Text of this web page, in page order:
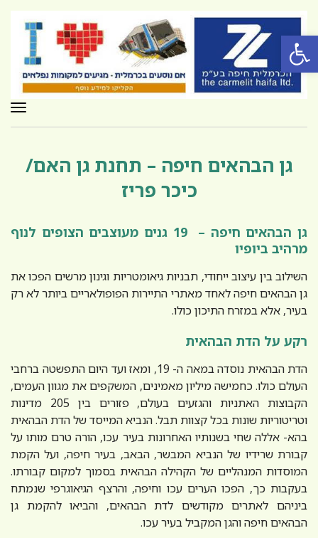
פתח סרגל נגישות
גן הבהאים חיפה – תחנת גן האם/
כיכר פריז
גן הבהאים חיפה – 19 גנים מעוצבים הצופים לנוף
מרהיב ביופיו
השילוב בין עיצוב ייחודי, תבניות גיאומטריות וגינון מרשים הפכו את
גן הבהאים חיפה לאחד מאתרי התיירות הפופולאריים ביותר לא רק
בעיר, אלא במזרח התיכון כולו.
רקע על הדת הבהאית
הדת הבהאית נוסדה במאה ה- 19, ומאז ועד היום התפשטה ברחבי
העולם כולו. כחמישה מיליון מאמינים, המשקפים את מגוון העמים,
הקבוצות האתניות והגזעים בעולם, פזורים בין 205 מדינות
וטריטוריות שונות בכל קצוות תבל. הנביא המייסד של הדת הבהאית
בהא- אללה שחי בשנותיו האחרונות בעיר עכו, הורה טרם מותו על
קבורת שרידיו של הנביא המבשר, הבאב, בעיר חיפה, ועל הקמת
המוסדות המנהליים של הקהילה הבהאית בסמוך למקום קבורתו.
בעקבות כך, הפכו הערים עכו וחיפה, והרצף הגיאוגרפי שנמתח
ביניהם לאתרים מקודשים לדת הבהאים, והביאו להקמת גן
הבהאים חיפה והגן המקביל בעיר עכו.